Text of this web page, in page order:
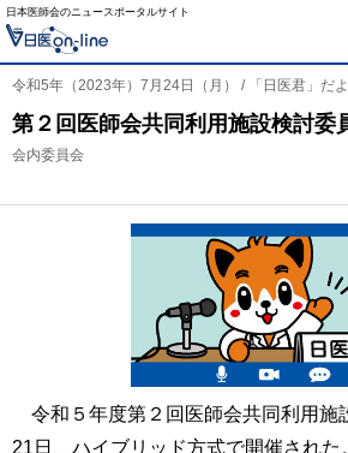
日本医師会のニュースポータルサイト
令和5年（2023年）7月24日（月） / 「日医君」だ
第２回医師会共同利用施設検討委
会内委員会
令和５年度第２回医師会共同利用施
21日、ハイブリッド方式で開催された